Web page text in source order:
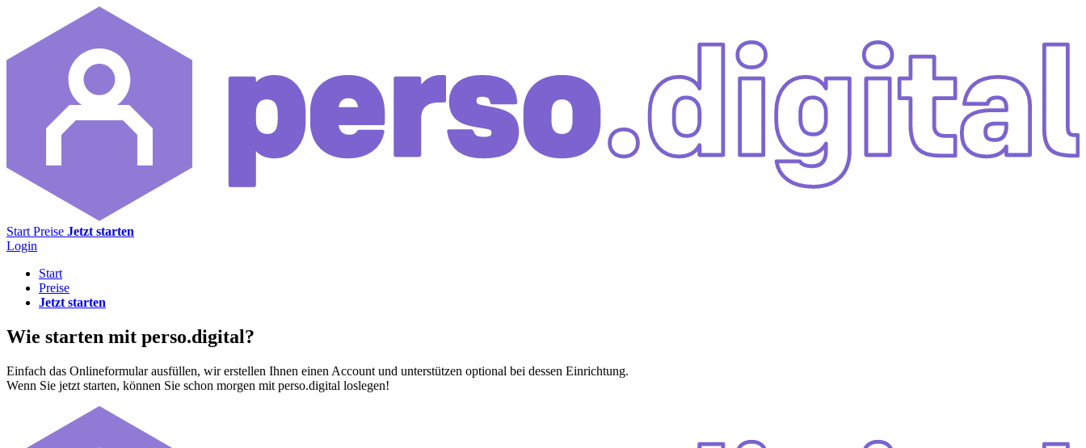
Start Preise Jetzt starten
Login
Start
Preise
Jetzt starten
Wie starten mit perso.digital?
Einfach das Onlineformular ausfüllen, wir erstellen Ihnen einen Account und unterstützen optional bei dessen Einrichtung.
Wenn Sie jetzt starten, können Sie schon morgen mit perso.digital loslegen!